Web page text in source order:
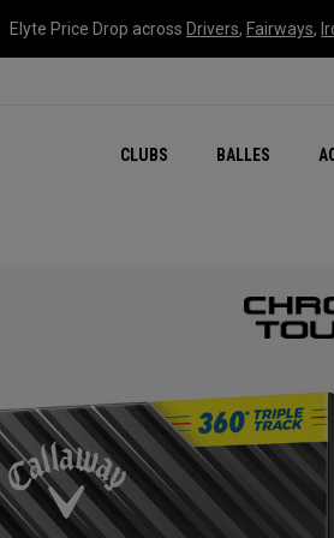
Elyte Price Drop across Drivers, Fairways,
CLUBS BALLES